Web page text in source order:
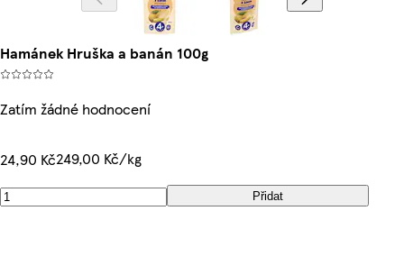
Hamánek Hruška a banán 100g
Zatím žádné hodnocení
24,90 Kč249,00 Kč/kg
Přidat